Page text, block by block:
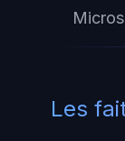
Les